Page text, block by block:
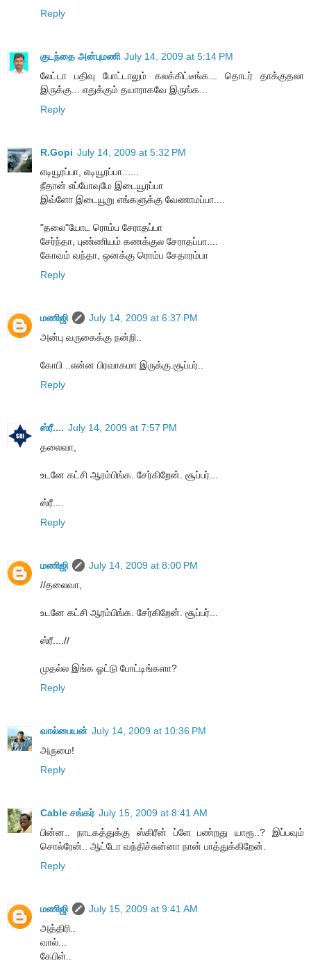
Reply
குடந்தை அன்புமணி July 14, 2009 at 5:14 PM
லேட்டா பதிவு போட்டாலும் கலக்கிட்டீங்க... தொடர் தாக்குதலா
இருக்கு... எதுக்கும் தயாராகவே இருங்க...
Reply
R.Gopi July 14, 2009 at 5:32 PM
எடியூரப்பா, எடியூரப்பா......
நீதான் எப்போவுமே இடையூரப்பா
இவ்ளோ இடையூறு எங்களுக்கு வேணாமப்பா....
"தலை"யோட ரொம்ப சேராதப்பா
சேர்ந்தா, புண்ணியம் கணக்குல சேராதப்பா....
கோவம் வந்தா, ஒனக்கு ரொம்ப சேதாரம்பா
Reply
மணிஜி
July 14, 2009 at 6:37 PM
அன்பு வருகைக்கு நன்றி..
கோபி ..என்ன பிரவாகமா இருக்கு.சூப்பர்..
Reply
ஸ்ரீ.... July 14, 2009 at 7:57 PM
தலைவா,
உடனே கட்சி ஆரம்பிங்க. சேர்கிறேன். சூப்பர்...
ஸ்ரீ....
Reply
மணிஜி
July 14, 2009 at 8:00 PM
//தலைவா,
உடனே கட்சி ஆரம்பிங்க. சேர்கிறேன். சூப்பர்...
ஸ்ரீ....//
முதல்ல இங்க ஓட்டு போட்டிங்களா?
Reply
வால்பையன் July 14, 2009 at 10:36 PM
அருமை!
Reply
Cable சங்கர் July 15, 2009 at 8:41 AM
பின்ன.. நாடகத்துக்கு ஸ்கிரீன் ப்ளே பண்றது யாரூ..? இப்பவும்
சொல்ரேன்.. ஆட்டோ வந்திச்சுன்னா நான் பாத்துக்கிறேன்.
Reply
மணிஜி
July 15, 2009 at 9:41 AM
அத்திரி..
வால்...
கேபிள்..